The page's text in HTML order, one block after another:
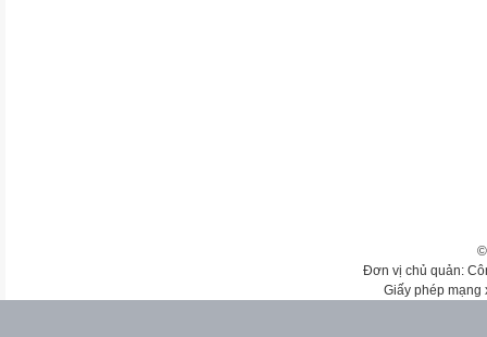
Đơn vị chủ quản:
Giấy phép mạng